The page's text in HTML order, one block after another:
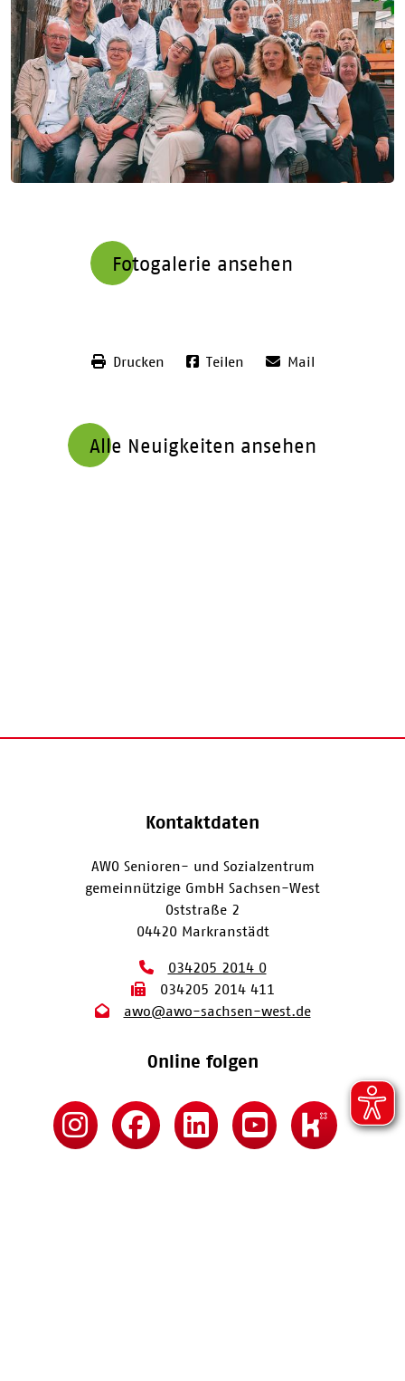
Fotogalerie ansehen
Drucken Teilen Mail
Alle Neuigkeiten ansehen
Kontaktdaten
AWO Senioren- und Sozialzentrum
gemeinnützige GmbH Sachsen-West
Oststraße 2
04420 Markranstädt
034205 2014 0
034205 2014 411
awo@awo-sachsen-west.de
Online folgen